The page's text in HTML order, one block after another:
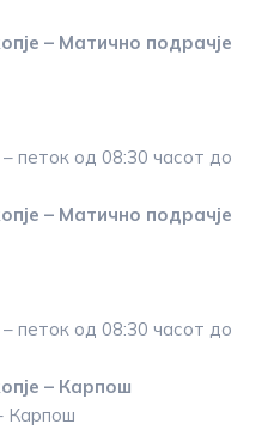
– Матично подрачје
петок од 08:30 часот до
– Матично подрачје
петок од 08:30 часот до
– Карпош
Карпош